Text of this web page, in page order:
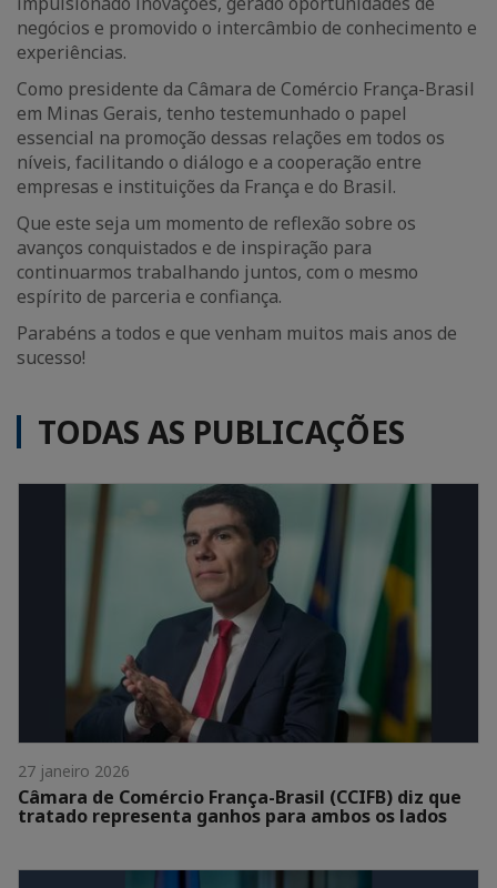
negócios e promovido o intercâmbio de conhecimento e
experiências.
Como presidente da Câmara de Comércio França-Brasil
em Minas Gerais, tenho testemunhado o papel
essencial na promoção dessas relações em todos os
níveis, facilitando o diálogo e a cooperação entre
empresas e instituições da França e do Brasil.
Que este seja um momento de reflexão sobre os
avanços conquistados e de inspiração para
continuarmos trabalhando juntos, com o mesmo
espírito de parceria e confiança.
Parabéns a todos e que venham muitos mais anos de
sucesso!
TODAS AS PUBLICAÇÕES
27 janeiro 2026
Câmara de Comércio França-Brasil (CCIFB) diz que
tratado representa ganhos para ambos os lados